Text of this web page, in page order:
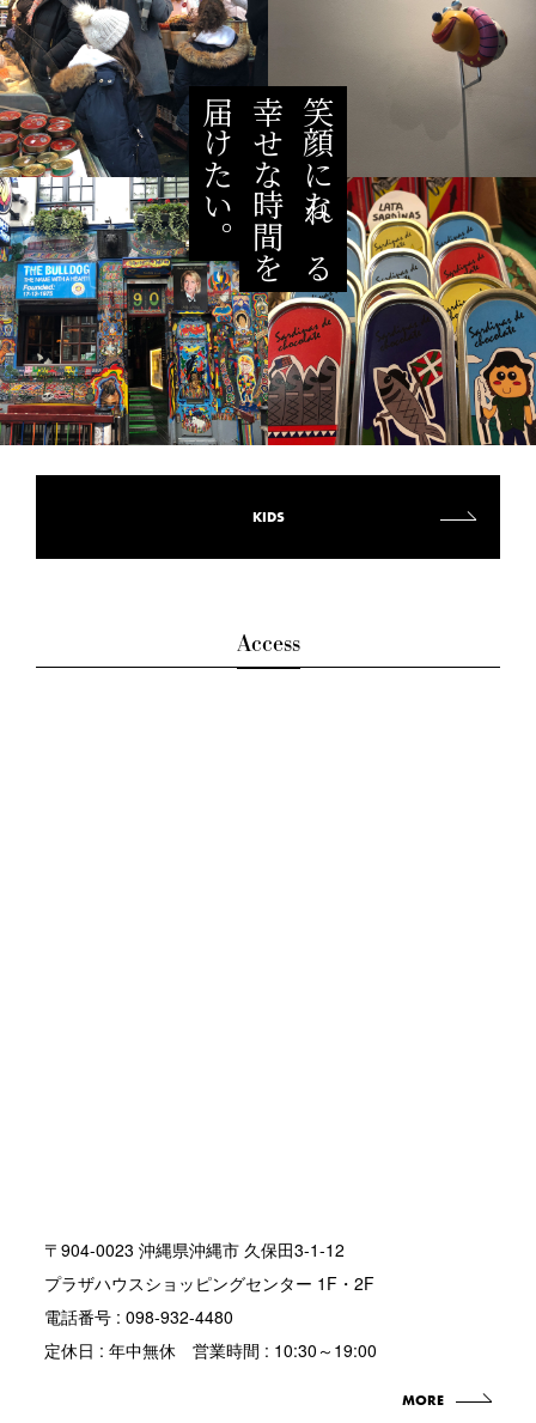
笑顔になれる
幸せな時間を
届けたい。
KIDS
Access
〒904-0023 沖縄県沖縄市 久保田3-1-12
プラザハウスショッピングセンター 1F・2F
電話番号 : 098-932-4480
定休日 : 年中無休 営業時間 : 10:30～19:00
MORE